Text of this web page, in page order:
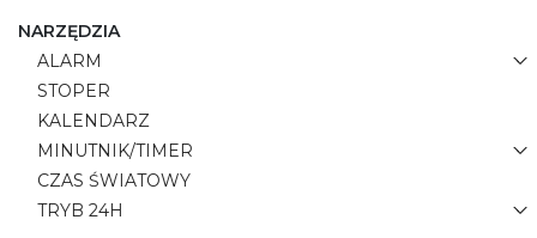
NARZĘDZIA
ALARM
STOPER
KALENDARZ
MINUTNIK/TIMER
CZAS ŚWIATOWY
TRYB 24H